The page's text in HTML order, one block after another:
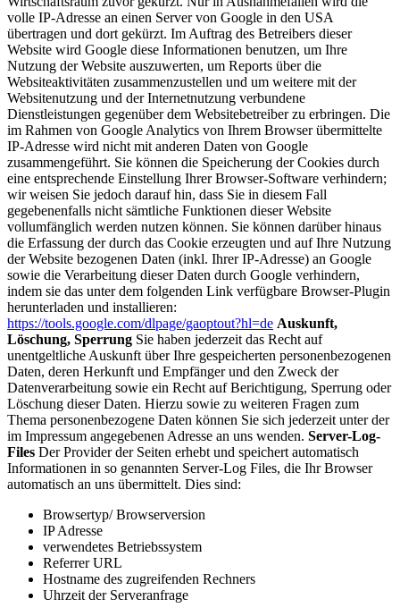
volle IP-Adresse an einen Server von Google in den USA
übertragen und dort gekürzt. Im Auftrag des Betreibers dieser
Website wird Google diese Informationen benutzen, um Ihre
Nutzung der Website auszuwerten, um Reports über die
Websiteaktivitäten zusammenzustellen und um weitere mit der
Websitenutzung und der Internetnutzung verbundene
Dienstleistungen gegenüber dem Websitebetreiber zu erbringen. Die
im Rahmen von Google Analytics von Ihrem Browser übermittelte
IP-Adresse wird nicht mit anderen Daten von Google
zusammengeführt. Sie können die Speicherung der Cookies durch
eine entsprechende Einstellung Ihrer Browser-Software verhindern;
wir weisen Sie jedoch darauf hin, dass Sie in diesem Fall
gegebenenfalls nicht sämtliche Funktionen dieser Website
vollumfänglich werden nutzen können. Sie können darüber hinaus
die Erfassung der durch das Cookie erzeugten und auf Ihre Nutzung
der Website bezogenen Daten (inkl. Ihrer IP-Adresse) an Google
sowie die Verarbeitung dieser Daten durch Google verhindern,
indem sie das unter dem folgenden Link verfügbare Browser-Plugin
herunterladen und installieren:
https://tools.google.com/dlpage/gaoptout?hl=de Auskunft,
Löschung, Sperrung Sie haben jederzeit das Recht auf
unentgeltliche Auskunft über Ihre gespeicherten personenbezogenen
Daten, deren Herkunft und Empfänger und den Zweck der
Datenverarbeitung sowie ein Recht auf Berichtigung, Sperrung oder
Löschung dieser Daten. Hierzu sowie zu weiteren Fragen zum
Thema personenbezogene Daten können Sie sich jederzeit unter der
im Impressum angegebenen Adresse an uns wenden. Server-Log-
Files Der Provider der Seiten erhebt und speichert automatisch
Informationen in so genannten Server-Log Files, die Ihr Browser
automatisch an uns übermittelt. Dies sind:
Browsertyp/ Browserversion
IP Adresse
verwendetes Betriebssystem
Referrer URL
Hostname des zugreifenden Rechners
Uhrzeit der Serveranfrage